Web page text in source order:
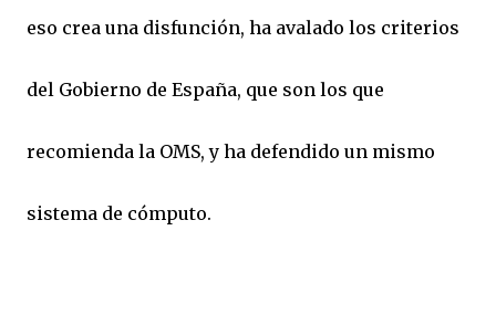
eso crea una disfunción, ha avalado los criterios
del Gobierno de España, que son los que
recomienda la OMS, y ha defendido un mismo
sistema de cómputo.